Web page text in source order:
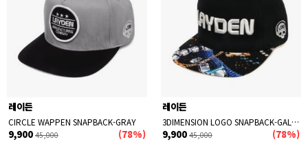
레이든
CIRCLE WAPPEN SNAPBACK-GRAY
9,900 45,000 (78%)
레이든
3DIMENSION LOGO SNAPBACK-GALAXY JEWEL
9,900 45,000 (78%)